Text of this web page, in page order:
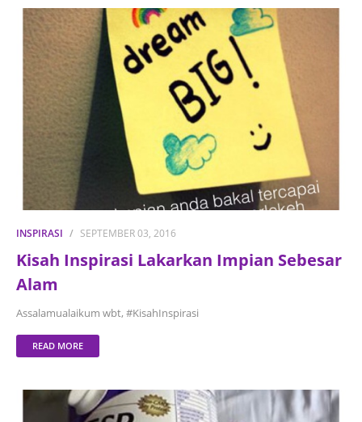
INSPIRASI SEPTEMBER 03, 2016
Kisah Inspirasi Lakarkan Impian Sebesar
Alam
Assalamualaikum wbt, #KisahInspirasi
READ MORE